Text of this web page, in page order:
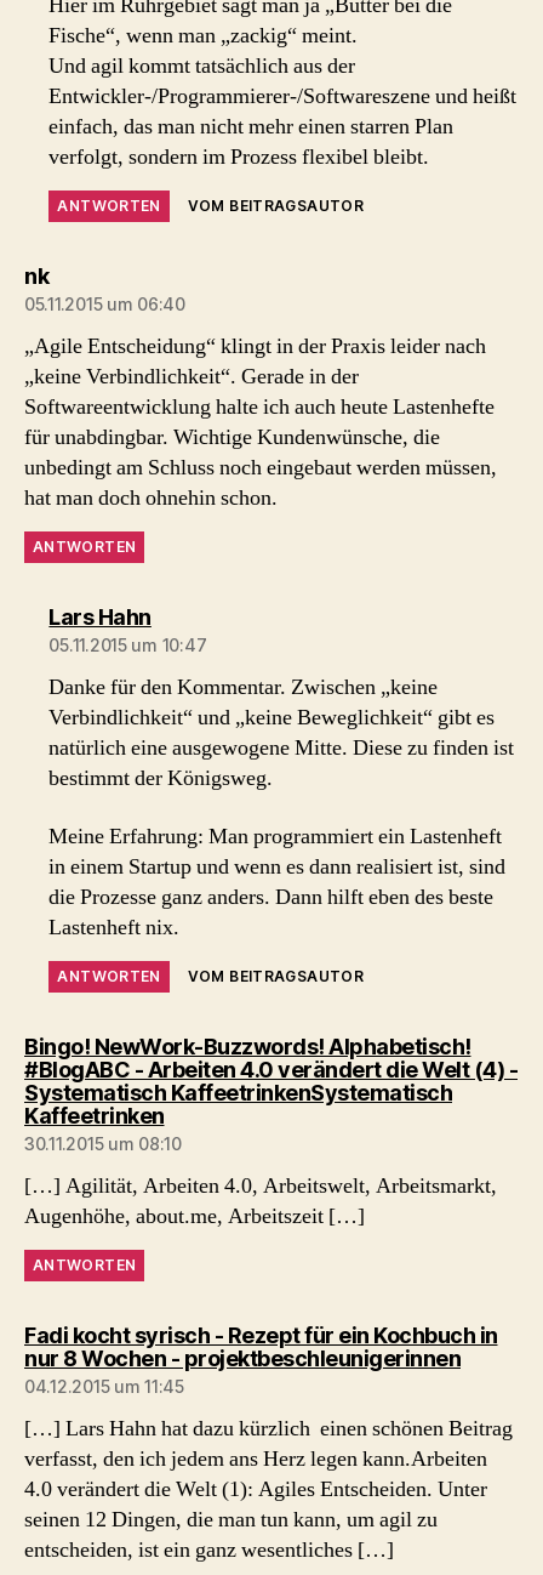
Fische“, wenn man „zackig“ meint.
Und agil kommt tatsächlich aus der
Entwickler-/Programmierer-/Softwareszene und heißt
einfach, das man nicht mehr einen starren Plan
verfolgt, sondern im Prozess flexibel bleibt.
ANTWORTEN VOM BEITRAGSAUTOR
nksagt:
05.11.2015 um 06:40
„Agile Entscheidung“ klingt in der Praxis leider nach
„keine Verbindlichkeit“. Gerade in der
Softwareentwicklung halte ich auch heute Lastenhefte
für unabdingbar. Wichtige Kundenwünsche, die
unbedingt am Schluss noch eingebaut werden müssen,
hat man doch ohnehin schon.
ANTWORTEN
Lars Hahnsagt:
05.11.2015 um 10:47
Danke für den Kommentar. Zwischen „keine
Verbindlichkeit“ und „keine Beweglichkeit“ gibt es
natürlich eine ausgewogene Mitte. Diese zu finden ist
bestimmt der Königsweg.
Meine Erfahrung: Man programmiert ein Lastenheft
in einem Startup und wenn es dann realisiert ist, sind
die Prozesse ganz anders. Dann hilft eben des beste
Lastenheft nix.
ANTWORTEN VOM BEITRAGSAUTOR
Bingo! NewWork-Buzzwords! Alphabetisch!
#BlogABC - Arbeiten 4.0 verändert die Welt (4) -
Systematisch KaffeetrinkenSystematisch
Kaffeetrinkensagt:
30.11.2015 um 08:10
[…] Agilität, Arbeiten 4.0, Arbeitswelt, Arbeitsmarkt,
Augenhöhe, about.me, Arbeitszeit […]
ANTWORTEN
Fadi kocht syrisch - Rezept für ein Kochbuch in
nur 8 Wochen - projektbeschleunigerinnensagt:
04.12.2015 um 11:45
[…] Lars Hahn hat dazu kürzlich einen schönen Beitrag
verfasst, den ich jedem ans Herz legen kann.Arbeiten
4.0 verändert die Welt (1): Agiles Entscheiden. Unter
seinen 12 Dingen, die man tun kann, um agil zu
entscheiden, ist ein ganz wesentliches […]